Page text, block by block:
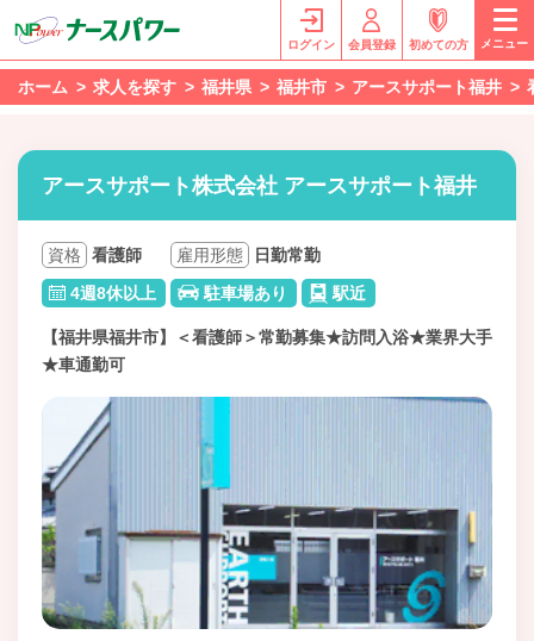
ログイン 会員登録 初めての方 メニュー
ホーム 求人を探す 福井県 福井市 アースサポート福井
アースサポート株式会社 アースサポート福井
資格 看護師 雇用形態
日勤常勤
4週8休以上
駐車場あり 駅近
【福井県福井市】＜看護師＞常勤募集★訪問入浴★業界大手
★車通勤可